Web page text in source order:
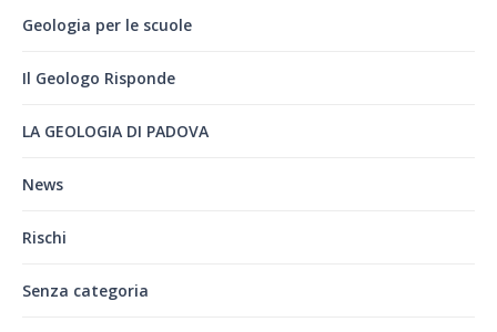
Geologia per le scuole
Il Geologo Risponde
LA GEOLOGIA DI PADOVA
News
Rischi
Senza categoria